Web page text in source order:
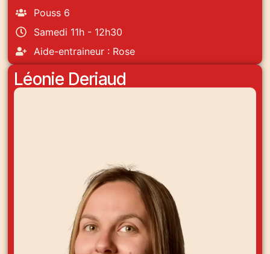
Pouss 6
Samedi 11h - 12h30
Aide-entraineur : Rose
Léonie Deriaud